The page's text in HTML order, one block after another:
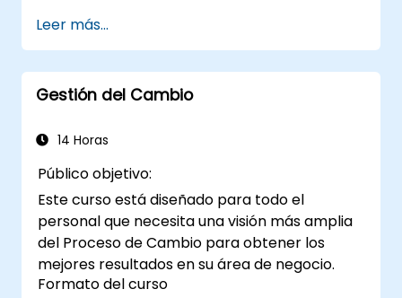
metodologías para mejorar la eficiencia
operativa. Los participantes aprenderán a
implementar todas las etapas: Ordenar,
Organizar, Limpiar, Estandarizar y Mantener,
seguridad en el lugar de trabajo.
Leer más...
Gestión del Cambio
14 Horas
Público objetivo:
Este curso está diseñado para todo el
personal que necesita una visión más amplia
del Proceso de Cambio para obtener los
mejores resultados en su área de negocio.
Formato del curso